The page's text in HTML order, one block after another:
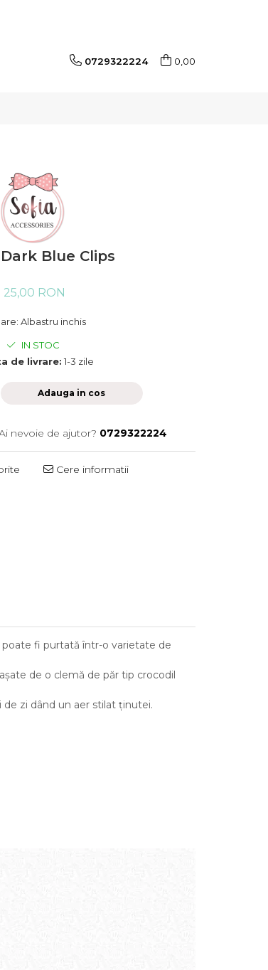
0729322224 0,00
Blue Clips
25,00 RON
Albastru inchis
IN STOC
de livrare: 1-3 zile
Adauga in cos
nevoie de ajutor? 0729322224
Cere informatii
poate fi purtată într-o varietate de
de o clemă de păr tip crocodil
zi dând un aer stilat ținutei.